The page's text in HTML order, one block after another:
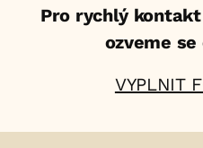
Pro rychlý
ozveme
VYPLNIT